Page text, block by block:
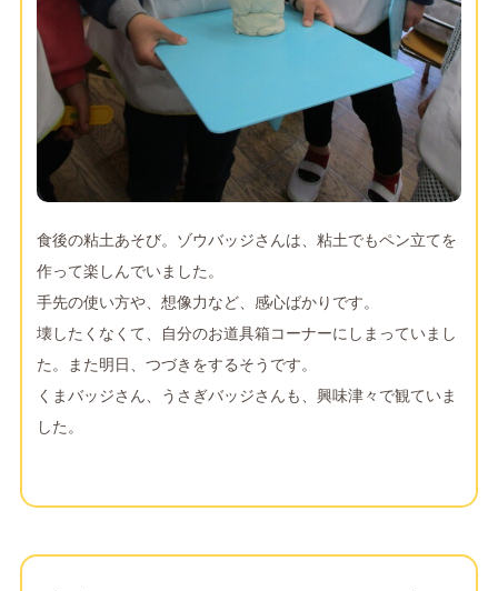
食後の粘土あそび。ゾウバッジさんは、粘土でもペン立てを
作って楽しんでいました。
手先の使い方や、想像力など、感心ばかりです。
壊したくなくて、自分のお道具箱コーナーにしまっていまし
た。また明日、つづきをするそうです。
くまバッジさん、うさぎバッジさんも、興味津々で観ていま
した。